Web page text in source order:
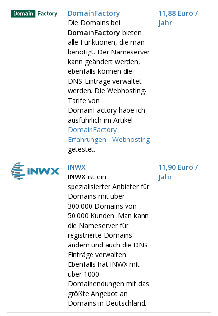
DomainFactory
Die Domains bei
DomainFactory bieten
alle Funktionen, die man
benötigt. Der Nameserver
kann geändert werden,
ebenfalls können die
DNS-Einträge verwaltet
werden. Die Webhosting-
Tarife von
DomainFactory habe ich
ausführlich im Artikel
DomainFactory
Erfahrungen - Webhosting
getestet.
11,88 Euro /
Jahr
INWX
INWX ist ein
spezialisierter Anbieter für
Domains mit über
300.000 Domains von
50.000 Kunden. Man kann
die Nameserver für
registrierte Domains
ändern und auch die DNS-
Einträge verwalten.
Ebenfalls hat INWX mit
über 1000
Domainendungen mit das
größte Angebot an
Domains in Deutschland.
11,90 Euro /
Jahr